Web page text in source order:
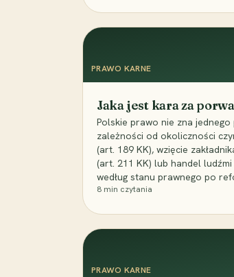
PRAWO KARNE
Jaka jest kara za
Polskie prawo nie zna
zależności od okoliczności
(art. 189 KK), wzięcie
(art. 211 KK) lub handel
według stanu prawnego po
8 min czytania
PRAWO KARNE